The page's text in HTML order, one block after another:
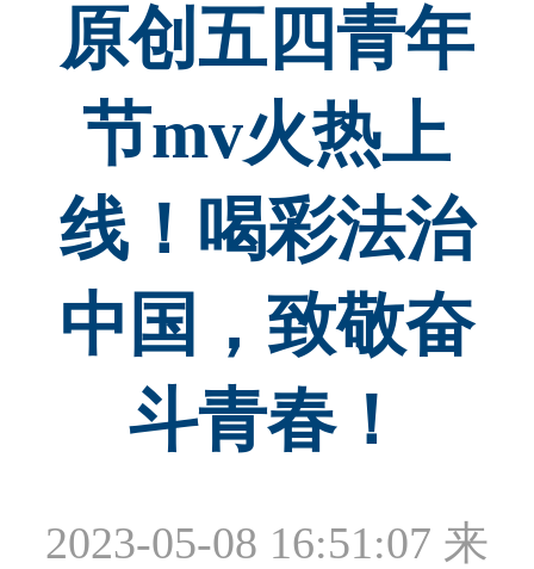
原创五四青年
节mv火热上
线！喝彩法治
中国，致敬奋
斗青春！
2023-05-08 16:51:07 来